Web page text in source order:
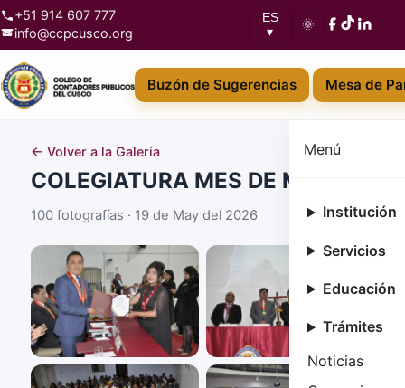
+51 914 607 777
info@ccpcusco.org
ES
▾
🌞
Buzón de Sugerencias Mesa de
Menú
Institución
Servicios
Educación
Trámites
Noticias
← Volver a la Galería
COLEGIATURA MES DE MARZO
100 fotografías · 19 de May del 2026